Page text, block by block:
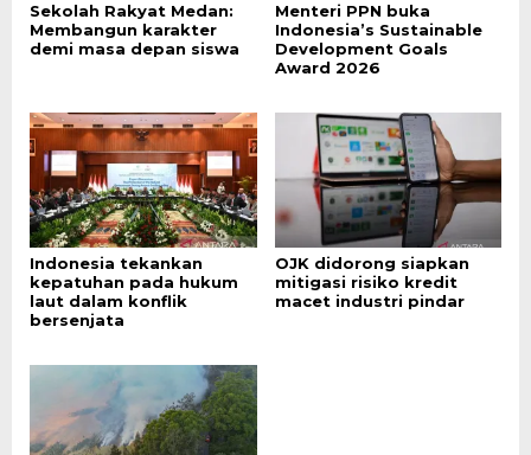
Sekolah Rakyat Medan:
Membangun karakter
demi masa depan siswa
Menteri PPN buka
Indonesia’s Sustainable
Development Goals
Award 2026
Indonesia tekankan
kepatuhan pada hukum
laut dalam konflik
bersenjata
OJK didorong siapkan
mitigasi risiko kredit
macet industri pindar